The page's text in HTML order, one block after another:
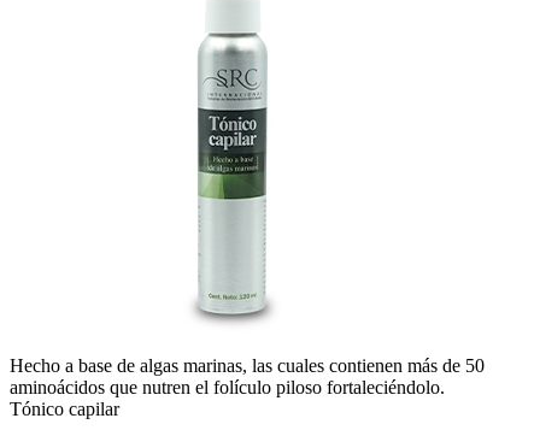
Hecho a base de algas marinas, las cuales contienen más de 50
aminoácidos que nutren el folículo piloso fortaleciéndolo.
Tónico capilar